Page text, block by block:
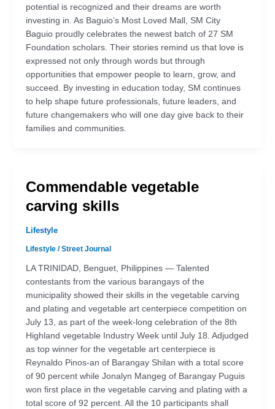
potential is recognized and their dreams are worth
investing in. As Baguio’s Most Loved Mall, SM City
Baguio proudly celebrates the newest batch of 27 SM
Foundation scholars. Their stories remind us that love is
expressed not only through words but through
opportunities that empower people to learn, grow, and
succeed. By investing in education today, SM continues
to help shape future professionals, future leaders, and
future changemakers who will one day give back to their
families and communities.
Commendable vegetable
carving skills
Lifestyle
Lifestyle/Street Journal
LA TRINIDAD, Benguet, Philippines — Talented
contestants from the various barangays of the
municipality showed their skills in the vegetable carving
and plating and vegetable art centerpiece competition on
July 13, as part of the week-long celebration of the 8th
Highland vegetable Industry Week until July 18. Adjudged
as top winner for the vegetable art centerpiece is
Reynaldo Pinos-an of Barangay Shilan with a total score
of 90 percent while Jonalyn Mangeg of Barangay Puguis
won first place in the vegetable carving and plating with a
total score of 92 percent. All the 10 participants shall